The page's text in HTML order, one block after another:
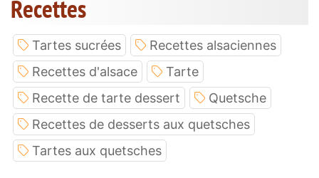
Recettes
Tartes sucrées
Recettes alsaciennes
Recettes d'alsace
Tarte
Recette de tarte dessert
Quetsche
Recettes de desserts aux quetsches
Tartes aux quetsches